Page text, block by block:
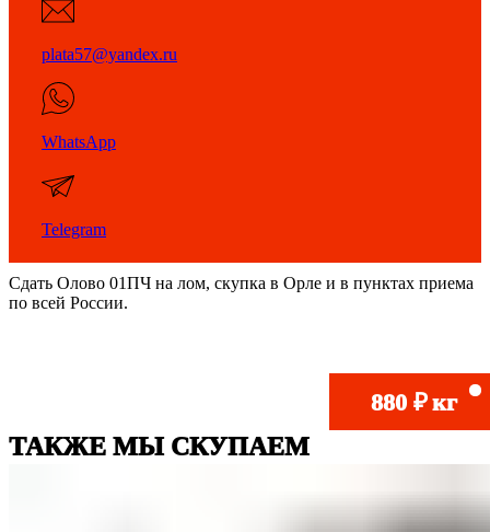
plata57@yandex.ru
WhatsApp
Telegram
Сдать Олово 01ПЧ на лом, скупка в Орле и в пунктах приема
по всей России.
ТАКЖЕ МЫ СКУПАЕМ
3 600 ₽кг
52 ₽кг
750 ₽кг
20 ₽кг
230 ₽кг
880 ₽кг